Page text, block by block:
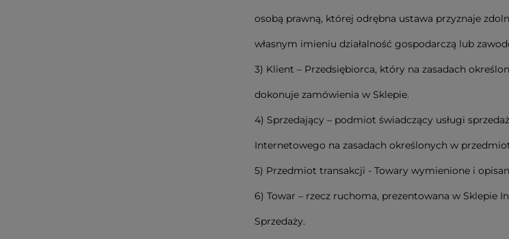
osobą prawną, której odrębna ustawa przyznaje
własnym imieniu działalność gospodarczą lub
3) Klient – Przedsiębiorca, który na zasadach
dokonuje zamówienia w Sklepie.
4) Sprzedający – podmiot świadczący usługi
Internetowego na zasadach określonych w
5) Przedmiot transakcji - Towary wymienione i
6) Towar – rzecz ruchoma, prezentowana w Sklepie
Sprzedaży.